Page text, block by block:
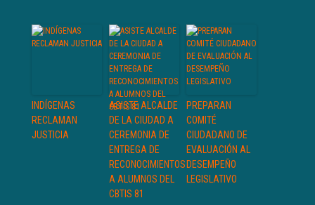
INDÍGENAS
RECLAMAN
JUSTICIA
ASISTE ALCALDE
DE LA CIUDAD A
CEREMONIA DE
ENTREGA DE
RECONOCIMIENTOS
A ALUMNOS DEL
CBTIS 81
PREPARAN
COMITÉ
CIUDADANO DE
EVALUACIÓN AL
DESEMPEÑO
LEGISLATIVO